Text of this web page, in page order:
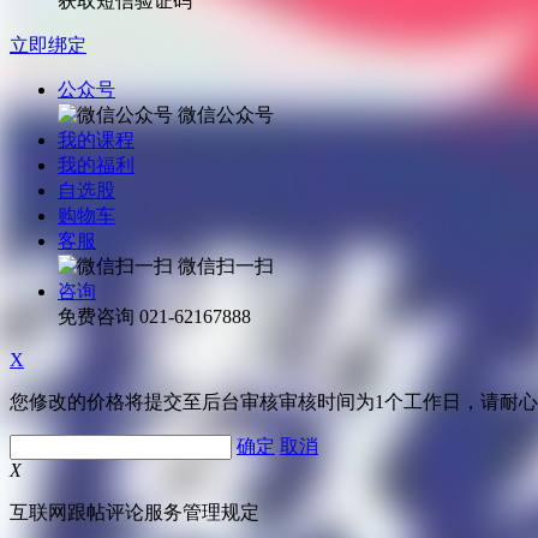
立即绑定
公众号
微信公众号
我的课程
我的福利
自选股
购物车
客服
微信扫一扫
咨询
免费咨询 021-62167888
X
您修改的价格将提交至后台审核审核时间为1个工作日，请耐
确定 取消
X
互联网跟帖评论服务管理规定